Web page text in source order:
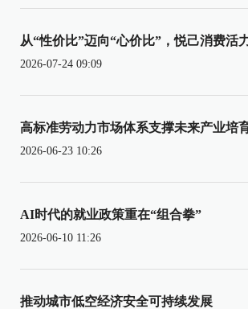
从“性价比”迈向“心价比”，悦己消费活
2026-07-24 09:09
高标准劳动力市场体系支撑未来产业培
2026-06-23 10:26
AI时代的就业政策重在“组合拳”
2026-06-10 11:26
推动城市低空经济安全可持续发展